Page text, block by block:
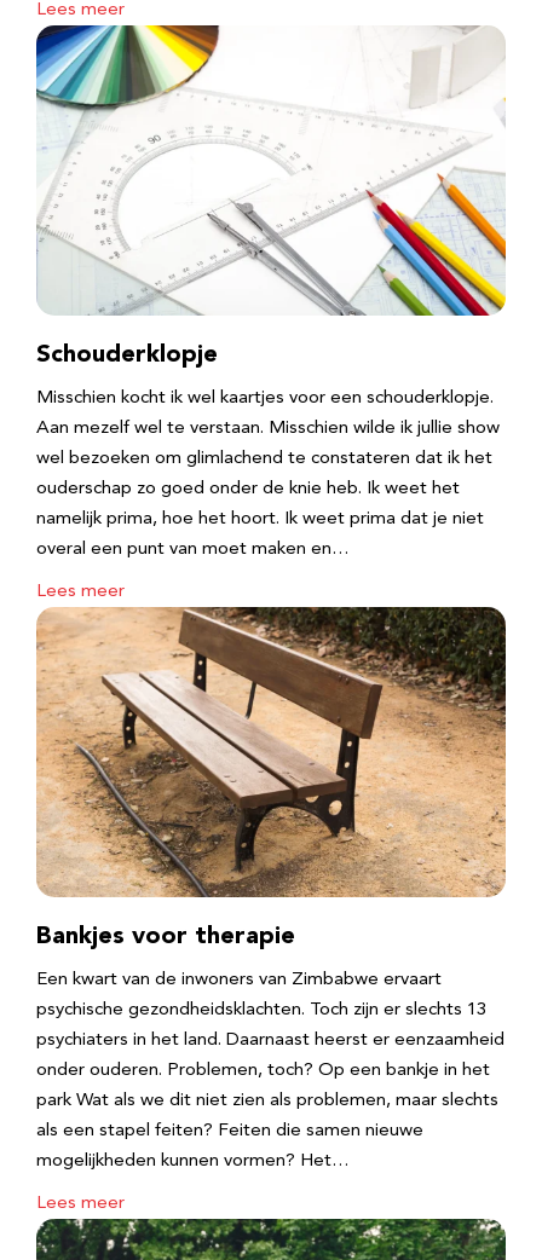
Lees meer
Schouderklopje
Misschien kocht ik wel kaartjes voor een schouderklopje.
Aan mezelf wel te verstaan. Misschien wilde ik jullie show
wel bezoeken om glimlachend te constateren dat ik het
ouderschap zo goed onder de knie heb. Ik weet het
namelijk prima, hoe het hoort. Ik weet prima dat je niet
overal een punt van moet maken en…
Lees meer
Bankjes voor therapie
Een kwart van de inwoners van Zimbabwe ervaart
psychische gezondheidsklachten. Toch zijn er slechts 13
psychiaters in het land. Daarnaast heerst er eenzaamheid
onder ouderen. Problemen, toch? Op een bankje in het
park Wat als we dit niet zien als problemen, maar slechts
als een stapel feiten? Feiten die samen nieuwe
mogelijkheden kunnen vormen? Het…
Lees meer